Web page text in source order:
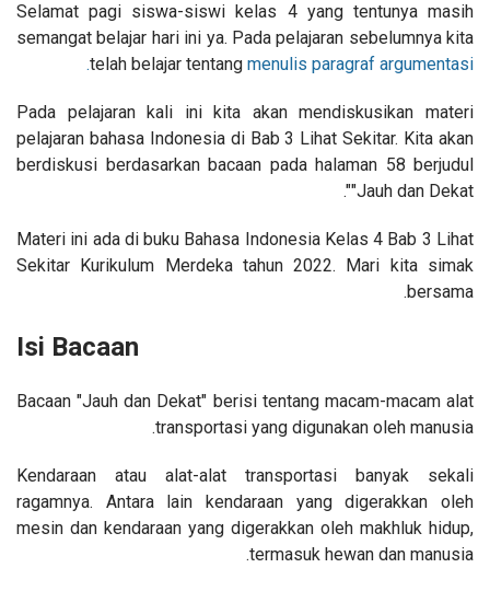
Selamat pagi siswa-siswi kelas 4 yang tentunya masih
semangat belajar hari ini ya. Pada pelajaran sebelumnya kita
telah belajar tentang menulis paragraf argumentasi.
Pada pelajaran kali ini kita akan mendiskusikan materi
pelajaran bahasa Indonesia di Bab 3 Lihat Sekitar. Kita akan
berdiskusi berdasarkan bacaan pada halaman 58 berjudul
"Jauh dan Dekat".
Materi ini ada di buku Bahasa Indonesia Kelas 4 Bab 3 Lihat
Sekitar Kurikulum Merdeka tahun 2022. Mari kita simak
bersama.
Isi Bacaan
Bacaan "Jauh dan Dekat" berisi tentang macam-macam alat
transportasi yang digunakan oleh manusia.
Kendaraan atau alat-alat transportasi banyak sekali
ragamnya. Antara lain kendaraan yang digerakkan oleh
mesin dan kendaraan yang digerakkan oleh makhluk hidup,
termasuk hewan dan manusia.